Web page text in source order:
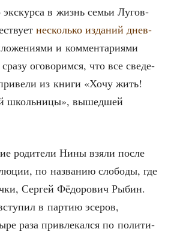
экс­кур­са в жизнь семьи Лугов­
несколь­ко изда­ний днев­
и ком­мен­та­ри­я­ми
ого­во­рим­ся, что все све­де­
из кни­ги «Хочу жить!
школь­ни­цы», вышед­шей
роди­те­ли Нины взя­ли после
по назва­нию сло­бо­ды, где
Сер­гей Фёдо­ро­вич Рыбин.
в пар­тию эсе­ров,
раза при­вле­кал­ся по поли­ти­